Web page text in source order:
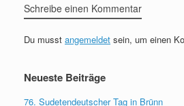
Schreibe einen Kommentar
Du musst angemeldet sein, um einen
Neueste Beiträge
76. Sudetendeutscher Tag in Brünn